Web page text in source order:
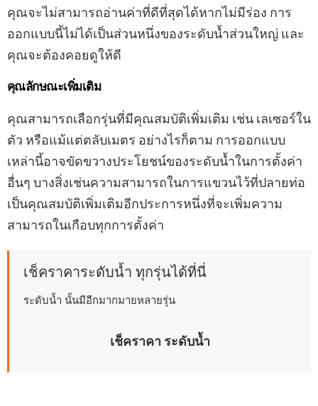
คุณจะไม่สามารถอ่านค่าที่ดีที่สุดได้หากไม่มีร่อง การ
ออกแบบนี้ไม่ได้เป็นส่วนหนึ่งของระดับน้ำส่วนใหญ่ และ
คุณจะต้องคอยดูให้ดี
คุณลักษณะเพิ่มเติม
คุณสามารถเลือกรุ่นที่มีคุณสมบัติเพิ่มเติม เช่น เลเซอร์ใน
ตัว หรือแม้แต่ตลับเมตร อย่างไรก็ตาม การออกแบบ
เหล่านี้อาจขัดขวางประโยชน์ของระดับน้ำในการตั้งค่า
อื่นๆ บางสิ่งเช่นความสามารถในการแขวนไว้ที่ปลายท่อ
เป็นคุณสมบัติเพิ่มเติมอีกประการหนึ่งที่จะเพิ่มความ
สามารถในเกือบทุกการตั้งค่า
เช็คราคาระดับน้ำ ทุกรุ่นได้ที่นี่
ระดับน้ำ นั้นมีอีกมากมายหลายรุ่น
เช็คราคา ระดับน้ำ